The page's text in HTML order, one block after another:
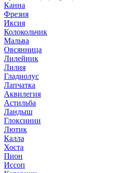
Канна
Фрезия
Иксия
Колокольчик
Мальва
Овсянница
Лилейник
Лилия
Гладиолус
Лапчатка
Аквилегия
Астильба
Ландыш
Глоксинии
Лютик
Калла
Хоста
Пион
Иссоп